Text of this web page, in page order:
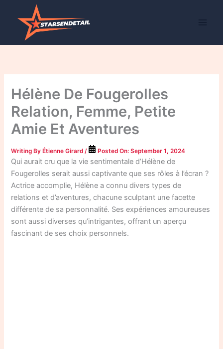
Hélène De Fougerolles
Relation, Femme, Petite
Amie Et Aventures
Writing ByÉtienne Girard / Posted On:September 1, 2024
Qui aurait cru que la vie sentimentale d’Hélène de
Fougerolles serait aussi captivante que ses rôles à l’écran ?
Actrice accomplie, Hélène a connu divers types de
relations et d’aventures, chacune sculptant une facette
différente de sa personnalité. Ses expériences amoureuses
sont aussi diverses qu’intrigantes, offrant un aperçu
fascinant de ses choix personnels.